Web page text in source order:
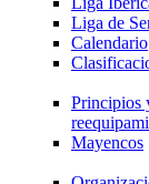
Liga de
Calendario
Principios
Mayencos